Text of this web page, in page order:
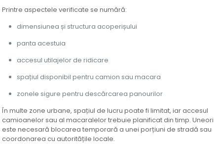
Printre aspectele verificate se numără:
dimensiunea și structura acoperișului
panta acestuia
accesul utilajelor de ridicare
spațiul disponibil pentru camion sau macara
zonele sigure pentru descărcarea panourilor
În multe zone urbane, spațiul de lucru poate fi limitat, iar accesul
camioanelor sau al macaralelor trebuie planificat din timp. Uneori
este necesară blocarea temporară a unei porțiuni de stradă sau
coordonarea cu autoritățile locale.